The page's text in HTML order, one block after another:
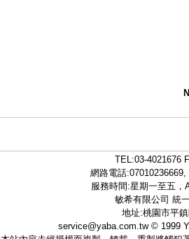
TEL:03-4021676
網路電話:07010236669,
服務時間:星期一至五，
敏希有限公司 統
地址:桃園市平
service@yaba.com.tw© 1999